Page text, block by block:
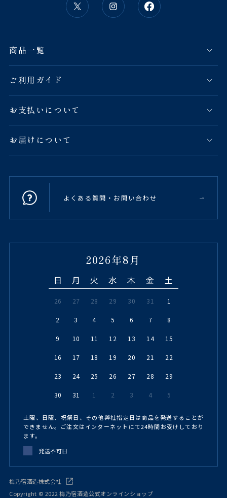
商品一覧
ご利用ガイド
お支払いについて
お届けについて
よくある質問・お問い合わせ
2026年8月
日 月 火 水 木 金 土
26 27 28 29 30 31 1
2 3 4 5 6 7 8
9 10 11 12 13 14 15
16 17 18 19 20 21 22
23 24 25 26 27 28 29
30 31 1 2 3 4 5
土曜、日曜、祝祭日、その他弊社指定日は商品を発送することが
できません。ご注文はインターネットにて24時間お受けしており
ます。
発送不可日
梅乃宿酒造株式会社
Copyright © 2022 梅乃宿酒造公式オンラインショップ